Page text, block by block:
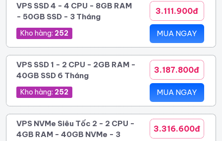
VPS SSD 4 - 4 CPU - 8GB RAM
- 50GB SSD - 3 Tháng
Kho hàng: 252
3.111.900đ
MUA NGAY
VPS SSD 1 - 2 CPU - 2GB RAM -
40GB SSD 6 Tháng
Kho hàng: 252
3.187.800đ
MUA NGAY
VPS NVMe Siêu Tốc 2 - 2 CPU -
4GB RAM - 40GB NVMe - 3
3.316.600đ